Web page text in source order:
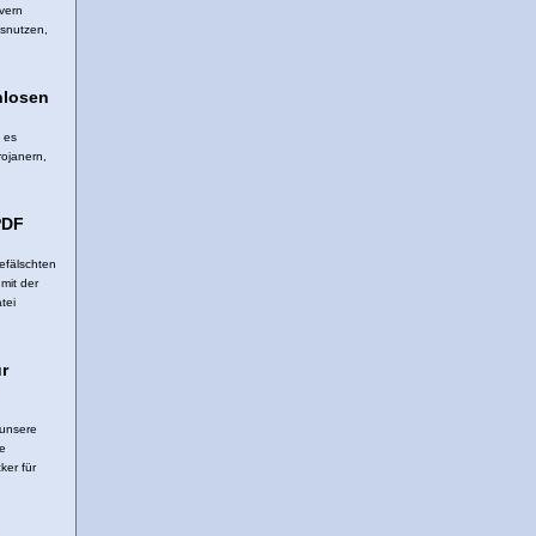
es
der
für